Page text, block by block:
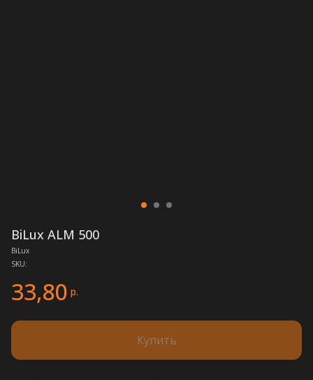
BiLux ALM 500
BiLux
SKU:
33,80 р.
Купить